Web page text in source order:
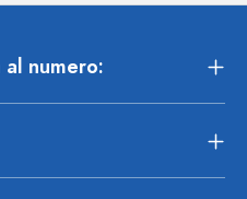
al numero: